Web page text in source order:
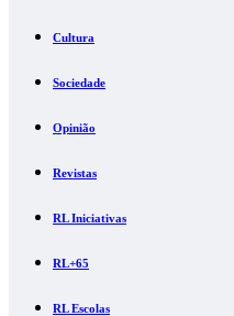
Cultura
Sociedade
Opinião
Revistas
RL Iniciativas
RL+65
RL Escolas